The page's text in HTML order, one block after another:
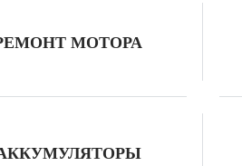
МОТОРА